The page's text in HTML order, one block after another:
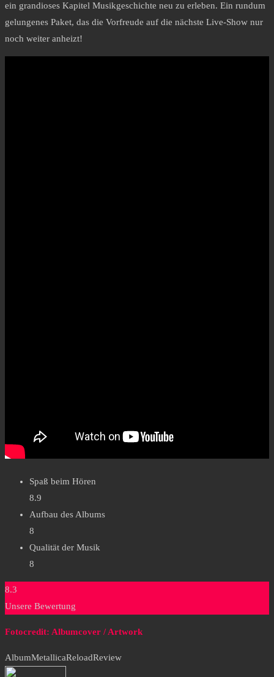
ein grandioses Kapitel Musikgeschichte neu zu erleben. Ein rundum
gelungenes Paket, das die Vorfreude auf die nächste Live-Show nur
noch weiter anheizt!
Spaß beim Hören
8.9
Aufbau des Albums
8
Qualität der Musik
8
8.3
Unsere Bewertung
Fotocredit: Albumcover / Artwork
AlbumMetallicaReloadReview